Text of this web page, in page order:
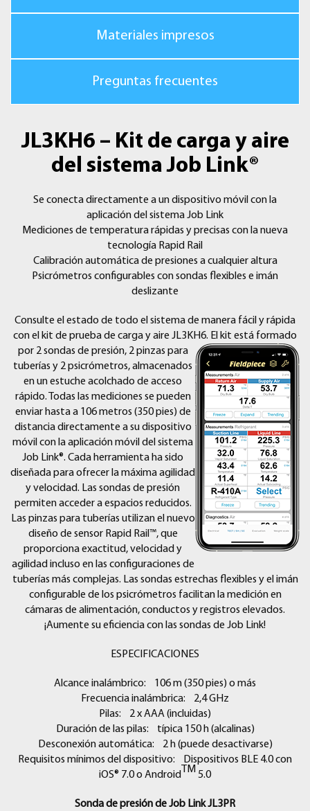
Patente: pendiente
Sonda flexible: 9 mm (0,36”) de diámetro, 235 mm (9,25”) de
longitud
(humedad relativa) 0 % a 100 %
Incluye:
2 sondas de temperatura para tuberías de Job Link
2 sondas de presión de Job Link
2 sondas de psicrómetro de Job Link
Estuche de transporte acolchado
2 pilas AAA por sonda (12 en total)
Materiales impresos
Preguntas frecuentes
JL3KH6 – Kit de carga y aire
del sistema Job Link®
Se conecta directamente a un dispositivo móvil con la
aplicación del sistema Job Link
Mediciones de temperatura rápidas y precisas con la nueva
tecnología Rapid Rail
Calibración automática de presiones a cualquier altura
Psicrómetros configurables con sondas flexibles e imán
deslizante
Consulte el estado de todo el sistema de manera fácil y rápida
con el kit de prueba de carga y aire JL3KH6. El kit está formado
por 2 sondas de presión, 2 pinzas para
tuberías y 2 psicrómetros, almacenados
en un estuche acolchado de acceso
rápido. Todas las mediciones se pueden
enviar hasta a 106 metros (350 pies) de
distancia directamente a su dispositivo
móvil con la aplicación móvil del sistema
Job Link®. Cada herramienta ha sido
diseñada para ofrecer la máxima agilidad
y velocidad. Las sondas de presión
permiten acceder a espacios reducidos.
Las pinzas para tuberías utilizan el nuevo
diseño de sensor Rapid Rail™, que
proporciona exactitud, velocidad y
agilidad incluso en las configuraciones de
tuberías más complejas. Las sondas estrechas flexibles y el imán
configurable de los psicrómetros facilitan la medición en
cámaras de alimentación, conductos y registros elevados.
¡Aumente su eficiencia con las sondas de Job Link!
ESPECIFICACIONES
Alcance inalámbrico: 106 m (350 pies) o más
Frecuencia inalámbrica: 2,4 GHz
Pilas: 2 x AAA (incluidas)
Duración de las pilas: típica 150 h (alcalinas)
Desconexión automática: 2 h (puede desactivarse)
Requisitos mínimos del dispositivo: Dispositivos BLE 4.0 con
iOS® 7.0 o Android
TM 5.0
Sonda de presión de Job Link JL3PR